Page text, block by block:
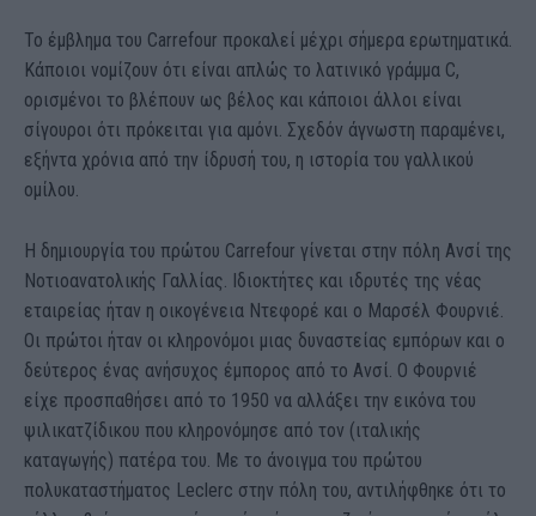
Το έμβλημα του Carrefour προκαλεί μέχρι σήμερα ερωτηματικά.
Κάποιοι νομίζουν ότι είναι απλώς το λατινικό γράμμα C,
ορισμένοι το βλέπουν ως βέλος και κάποιοι άλλοι είναι
σίγουροι ότι πρόκειται για αμόνι. Σχεδόν άγνωστη παραμένει,
εξήντα χρόνια από την ίδρυσή του, η ιστορία του γαλλικού
ομίλου.
Η δημιουργία του πρώτου Carrefour γίνεται στην πόλη Ανσί της
Νοτιοανατολικής Γαλλίας. Ιδιοκτήτες και ιδρυτές της νέας
εταιρείας ήταν η οικογένεια Ντεφορέ και ο Μαρσέλ Φουρνιέ.
Οι πρώτοι ήταν οι κληρονόμοι μιας δυναστείας εμπόρων και ο
δεύτερος ένας ανήσυχος έμπορος από το Ανσί. Ο Φουρνιέ
είχε προσπαθήσει από το 1950 να αλλάξει την εικόνα του
ψιλικατζίδικου που κληρονόμησε από τον (ιταλικής
καταγωγής) πατέρα του. Με το άνοιγμα του πρώτου
πολυκαταστήματος Leclerc στην πόλη του, αντιλήφθηκε ότι το